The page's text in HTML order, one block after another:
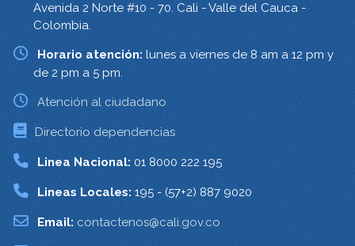
Avenida 2 Norte #10 - 70. Cali - Valle del Cauca -
Colombia.
Horario atención: lunes a viernes de 8 am a 12 pm y
de 2 pm a 5 pm.
Atención al ciudadano
Directorio dependencias
Linea Nacional: 01 8000 222 195
Lineas Locales: 195 - (57+2) 887 9020
Email: contactenos@cali.gov.co